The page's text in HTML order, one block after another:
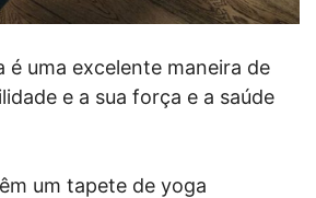
é uma excelente maneira de
e a sua força e a saúde
um tapete de yoga